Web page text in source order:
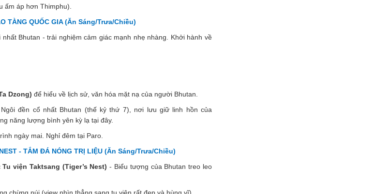
ấm áp hơn Thimphu).
TÀNG QUỐC GIA (Ăn Sáng/Trưa/Chiều)
Bhutan - trải nghiệm cảm giác mạnh nhẹ nhàng. Khởi hành về
Dzong) để hiểu về lịch sử, văn hóa mặt nạ của người Bhutan.
đền cổ nhất Bhutan (thế kỷ thứ 7), nơi lưu giữ linh hồn của
năng lượng bình yên kỳ lạ tại đây.
ngày mai. Nghỉ đêm tại Paro.
- TẮM ĐÁ NÓNG TRỊ LIỆU (Ăn Sáng/Trưa/Chiều)
Tu viện Taktsang (Tiger’s Nest) - Biểu tượng của Bhutan treo leo